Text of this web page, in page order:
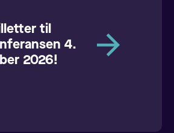
til
4.
2026!